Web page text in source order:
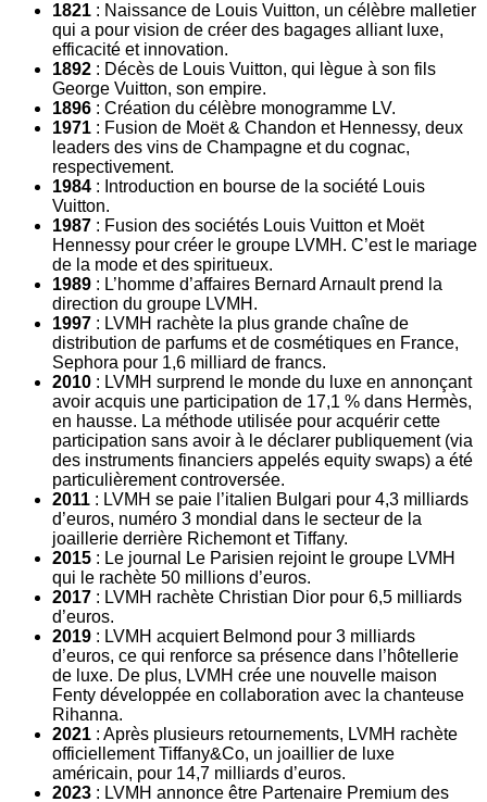
1821 : Naissance de Louis Vuitton, un célèbre malletier
qui a pour vision de créer des bagages alliant luxe,
efficacité et innovation.
1892 : Décès de Louis Vuitton, qui lègue à son fils
George Vuitton, son empire.
1896 : Création du célèbre monogramme LV.
1971 : Fusion de Moët & Chandon et Hennessy, deux
leaders des vins de Champagne et du cognac,
respectivement.
1984 : Introduction en bourse de la société Louis
Vuitton.
1987 : Fusion des sociétés Louis Vuitton et Moët
Hennessy pour créer le groupe LVMH. C’est le mariage
de la mode et des spiritueux.
1989 : L’homme d’affaires Bernard Arnault prend la
direction du groupe LVMH.
1997 : LVMH rachète la plus grande chaîne de
distribution de parfums et de cosmétiques en France,
Sephora pour 1,6 milliard de francs.
2010 : LVMH surprend le monde du luxe en annonçant
avoir acquis une participation de 17,1 % dans Hermès,
en hausse. La méthode utilisée pour acquérir cette
participation sans avoir à le déclarer publiquement (via
des instruments financiers appelés equity swaps) a été
particulièrement controversée.
2011 : LVMH se paie l’italien Bulgari pour 4,3 milliards
d’euros, numéro 3 mondial dans le secteur de la
joaillerie derrière Richemont et Tiffany.
2015 : Le journal Le Parisien rejoint le groupe LVMH
qui le rachète 50 millions d’euros.
2017 : LVMH rachète Christian Dior pour 6,5 milliards
d’euros.
2019 : LVMH acquiert Belmond pour 3 milliards
d’euros, ce qui renforce sa présence dans l’hôtellerie
de luxe. De plus, LVMH crée une nouvelle maison
Fenty développée en collaboration avec la chanteuse
Rihanna.
2021 : Après plusieurs retournements, LVMH rachète
officiellement Tiffany&Co, un joaillier de luxe
américain, pour 14,7 milliards d’euros.
2023 : LVMH annonce être Partenaire Premium des